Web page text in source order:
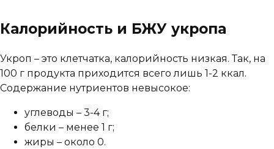
Калорийность и БЖУ укропа
Укроп – это клетчатка, калорийность низкая. Так, на
100 г продукта приходится всего лишь 1-2 ккал.
Содержание нутриентов невысокое:
углеводы – 3-4 г;
белки – менее 1 г;
жиры – около 0.